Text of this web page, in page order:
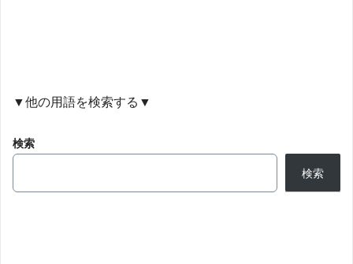
▼他の用語を検索する▼
検索
検索